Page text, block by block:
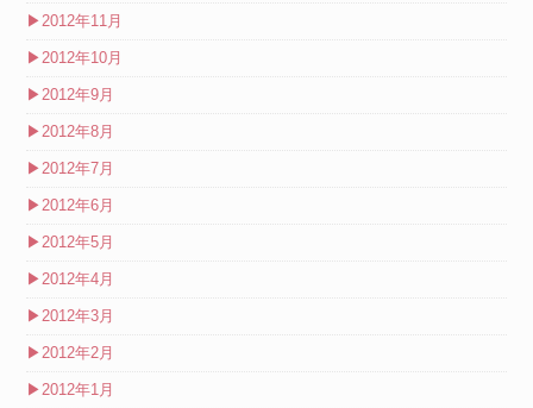
▶2012年11月
▶2012年10月
▶2012年9月
▶2012年8月
▶2012年7月
▶2012年6月
▶2012年5月
▶2012年4月
▶2012年3月
▶2012年2月
▶2012年1月